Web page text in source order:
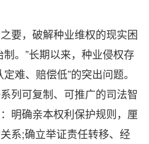
，破解种业维权的现实困
。”长期以来，种业侵权存
难、赔偿低”的突出问题。
列可复制、可推广的司法智
明确亲本权利保护规则，厘
系;确立举证责任转移、经